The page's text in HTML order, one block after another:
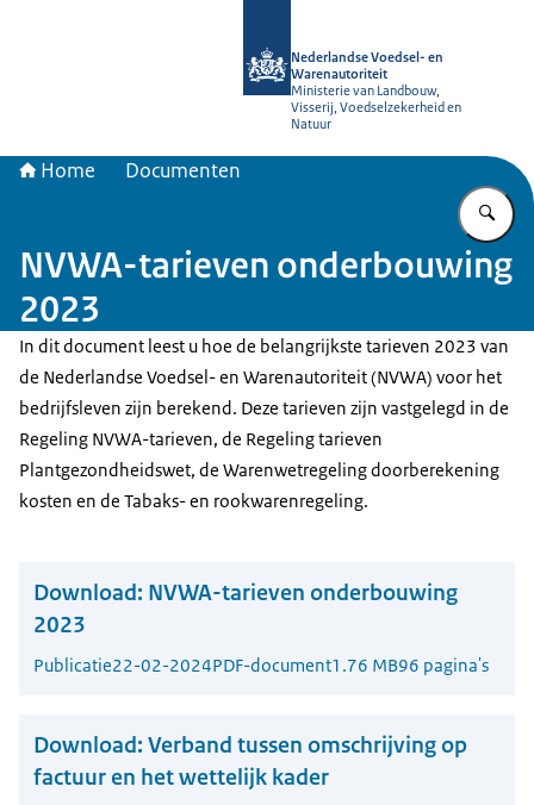
Nederlandse Voedsel- en
Warenautoriteit
Ministerie van Landbouw,
Visserij, Voedselzekerheid en
Natuur
Home Documenten
NVWA-tarieven onderbouwing
2023
In dit document leest u hoe de belangrijkste tarieven 2023 van
de Nederlandse Voedsel- en Warenautoriteit (NVWA) voor het
bedrijfsleven zijn berekend. Deze tarieven zijn vastgelegd in de
Regeling NVWA-tarieven, de Regeling tarieven
Plantgezondheidswet, de Warenwetregeling doorberekening
kosten en de Tabaks- en rookwarenregeling.
Download: NVWA-tarieven onderbouwing
2023
Publicatie22-02-2024PDF-document1.76 MB96 pagina's
Download: Verband tussen omschrijving op
factuur en het wettelijk kader